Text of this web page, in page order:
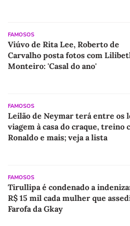
FAMOSOS
Viúvo de Rita Lee, Roberto de
Carvalho posta fotos com
Monteiro: 'Casal do ano'
FAMOSOS
Leilão de Neymar terá entre os
viagem à casa do craque, treino
Ronaldo e mais; veja a lista
FAMOSOS
Tirullipa é condenado a
R$ 15 mil cada mulher que
Farofa da Gkay